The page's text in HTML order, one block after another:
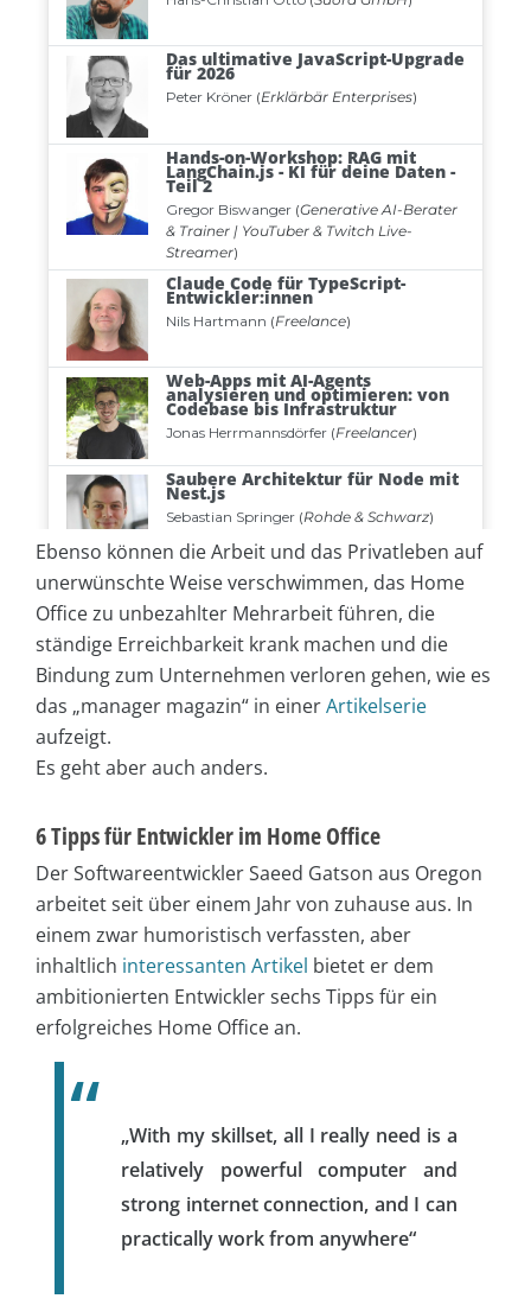
Ebenso können die Arbeit und das Privatleben auf
unerwünschte Weise verschwimmen, das Home
Office zu unbezahlter Mehrarbeit führen, die
ständige Erreichbarkeit krank machen und die
Bindung zum Unternehmen verloren gehen, wie es
das „manager magazin“ in einerArtikelserie
aufzeigt.
Es geht aber auch anders.
6 Tipps für Entwickler im Home Office
Der Softwareentwickler Saeed Gatson aus Oregon
arbeitet seit über einem Jahr von zuhause aus. In
einem zwar humoristisch verfassten, aber
inhaltlich interessanten Artikel bietet er dem
ambitionierten Entwickler sechs Tipps für ein
erfolgreiches Home Office an.
„With my skillset, all I really need is a
relatively powerful computer and
strong internet connection, and I can
practically work from anywhere“